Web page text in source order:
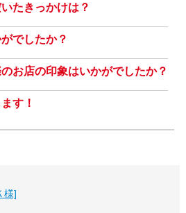
たきっかけは？
でしたか？
お店の印象はいかがでしたか？
す！
様]